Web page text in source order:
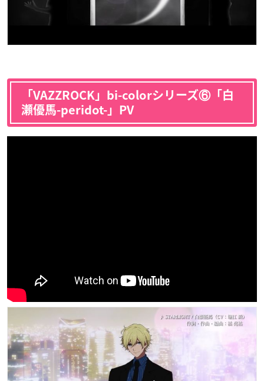
「VAZZROCK」bi-colorシリーズ⑥「白
瀬優馬-peridot-」PV